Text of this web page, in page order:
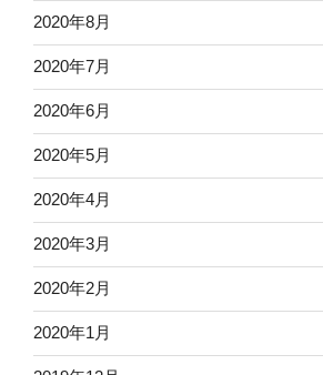
2020年8月
2020年7月
2020年6月
2020年5月
2020年4月
2020年3月
2020年2月
2020年1月